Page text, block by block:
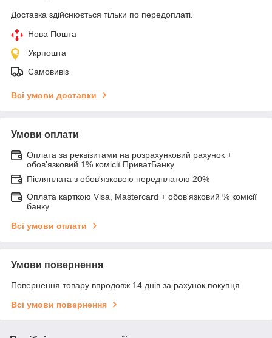
Доставка здійснюється тільки по передоплаті.
Нова Пошта
Укрпошта
Самовивіз
Всі умови доставки
Умови оплати
Оплата за реквізитами на розрахунковий рахунок +
обов'язковий 1% комісії ПриватБанку
Післяплата з обов'язковою передплатою 20%
Оплата карткою Visa, Mastercard + обов'язковий % комісії
банку
Всі умови оплати
Умови повернення
Повернення товару впродовж 14 днів за рахунок покупця
Всі умови повернення